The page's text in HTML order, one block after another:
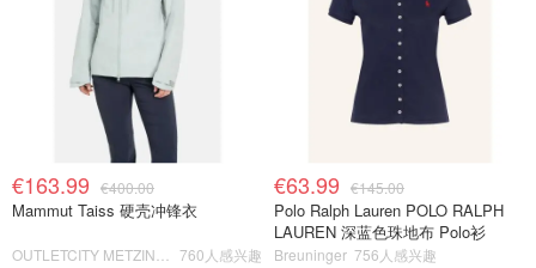
€163.99 €400.00
Mammut Taiss 硬壳冲锋衣
760人感兴趣
€63.99 €145.00
Polo Ralph Lauren POLO RALPH
LAUREN 深蓝色珠地布 Polo衫
Breuninger 756人感兴趣